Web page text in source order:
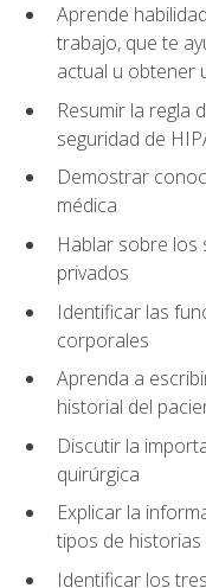
Aprende
trabajo, que te
actual u obtener
Resumir la regla
seguridad de
Demostrar
médica
Hablar sobre los
privados
Identificar las
corporales
Aprenda a
historial del
Discutir la
quirúrgica
Explicar la
tipos de historias
Identificar los